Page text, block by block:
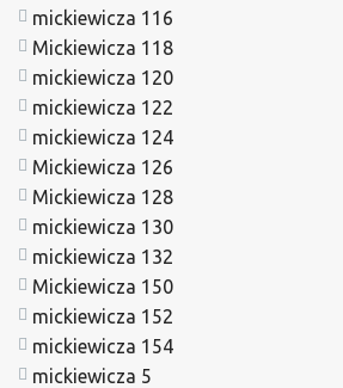
mickiewicza 116
Mickiewicza 118
mickiewicza 120
mickiewicza 122
mickiewicza 124
Mickiewicza 126
Mickiewicza 128
mickiewicza 130
mickiewicza 132
Mickiewicza 150
mickiewicza 152
mickiewicza 154
mickiewicza 5